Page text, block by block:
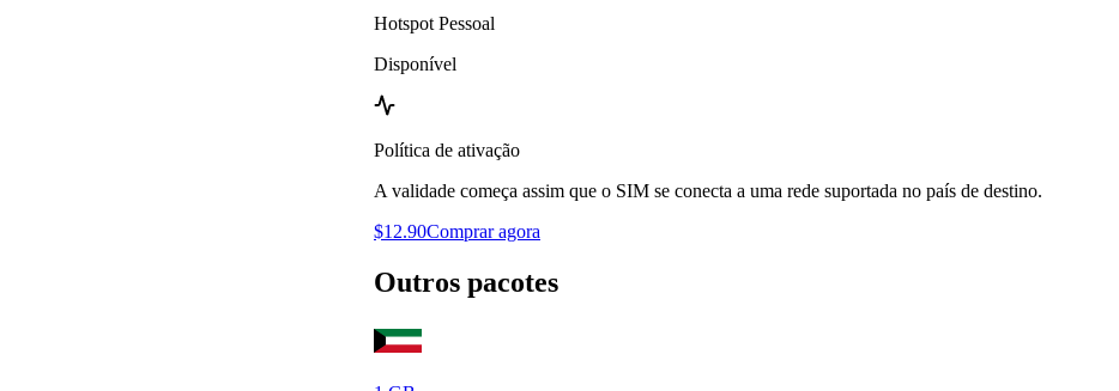
Hotspot Pessoal
Disponível
Política de ativação
A validade começa assim que o SIM se conecta a uma rede suportada no país de destino.
$12.90Comprar agora
Outros pacotes